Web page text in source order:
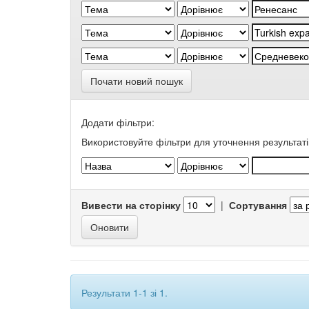
Почати новий пошук
Додати фільтри:
Використовуйте фільтри для уточнення
Вивести на сторінку | Сортування
Результати 1-1 зі 1.